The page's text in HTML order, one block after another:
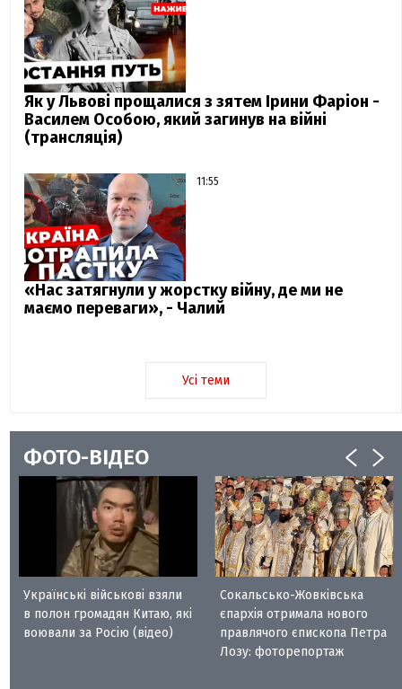
Як у Львові прощалися з зятем Ірини Фаріон -
Василем Особою, який загинув на війні
(трансляція)
11:55
«Нас затягнули у жорстку війну, де ми не
маємо переваги», - Чалий
Усі теми
ФОТО-ВІДЕО
Українські військові взяли
в полон громадян Китаю, які
воювали за Росію (відео)
Сокальсько-Жовківська
єпархія отримала нового
правлячого єпископа Петра
Лозу: фоторепортаж